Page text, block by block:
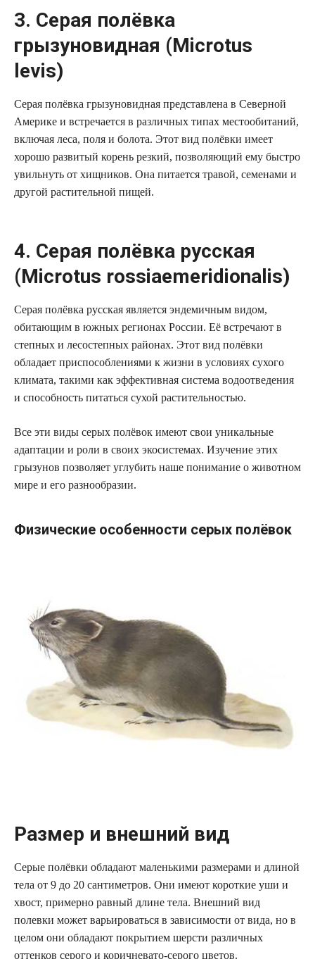
3. Серая полёвка
грызуновидная (Microtus
levis)
Серая полёвка грызуновидная представлена в Северной
Америке и встречается в различных типах местообитаний,
включая леса, поля и болота. Этот вид полёвки имеет
хорошо развитый корень резкий, позволяющий ему быстро
увильнуть от хищников. Она питается травой, семенами и
другой растительной пищей.
4. Серая полёвка русская
(Microtus rossiaemeridionalis)
Серая полёвка русская является эндемичным видом,
обитающим в южных регионах России. Её встречают в
степных и лесостепных районах. Этот вид полёвки
обладает приспособлениями к жизни в условиях сухого
климата, такими как эффективная система водоотведения
и способность питаться сухой растительностью.
Все эти виды серых полёвок имеют свои уникальные
адаптации и роли в своих экосистемах. Изучение этих
грызунов позволяет углубить наше понимание о животном
мире и его разнообразии.
Физические особенности серых полёвок
Размер и внешний вид
Серые полёвки обладают маленькими размерами и длиной
тела от 9 до 20 сантиметров. Они имеют короткие уши и
хвост, примерно равный длине тела. Внешний вид
полевки может варьироваться в зависимости от вида, но в
целом они обладают покрытием шерсти различных
оттенков серого и коричневато-серого цветов.